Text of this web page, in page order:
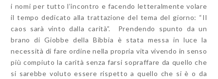
i nomi per tutto l’incontro e facendo letteralmente volare
il tempo dedicato alla trattazione del tema del giorno: “Il
caos sarà vinto dalla carità”. Prendendo spunto da un
brano di Giobbe della Bibbia è stata messa in luce la
necessità di fare ordine nella propria vita vivendo in senso
più compiuto la carità senza farsi sopraffare da quello che
si sarebbe voluto essere rispetto a quello che si è o da